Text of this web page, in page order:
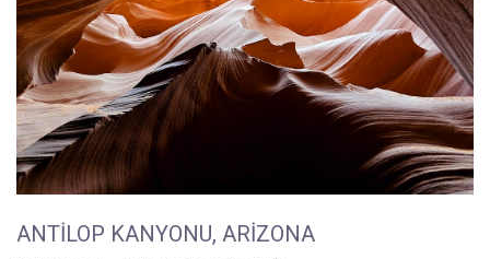
ANTILOP KANYONU, ARIZONA